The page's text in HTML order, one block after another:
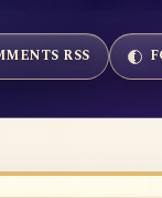
RSS